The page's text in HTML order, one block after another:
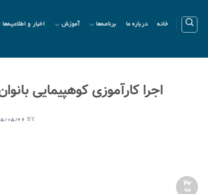
خانه درباره ما برنامه‌ها آموزش اخبار و اطلاعیه‌ها
اجرا کارآموزی کوهپیمایی بانوان از تاریخ ۳۱
05/26 BY
26
مه